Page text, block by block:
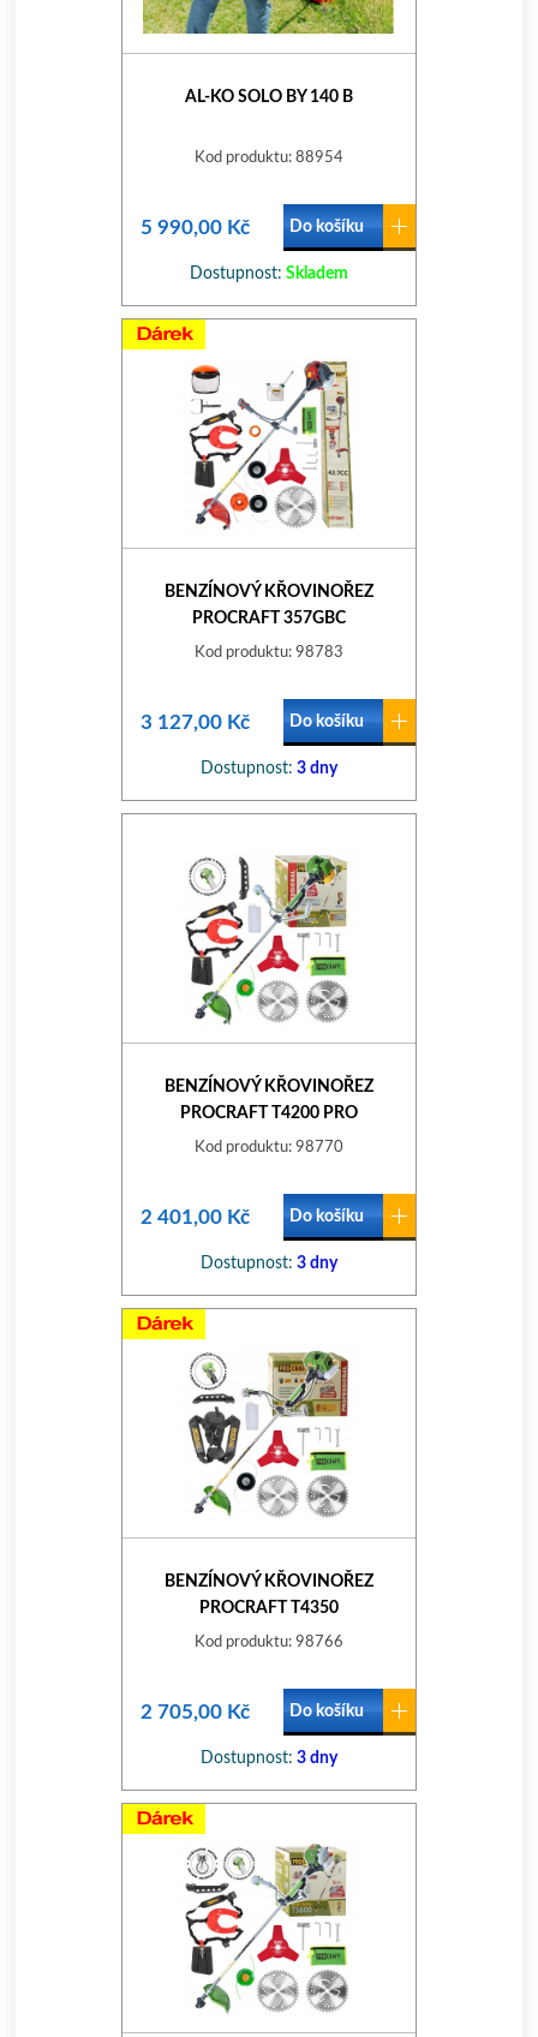
AL-KO SOLO BY 140 B
Kod produktu: 88954
5 990,00 Kč Do košíku
Dostupnost: Skladem
BENZÍNOVÝ KŘOVINOŘEZ
PROCRAFT 357GBC
Kod produktu: 98783
3 127,00 Kč Do košíku
Dostupnost: 3 dny
BENZÍNOVÝ KŘOVINOŘEZ
PROCRAFT T4200 PRO
Kod produktu: 98770
2 401,00 Kč Do košíku
Dostupnost: 3 dny
BENZÍNOVÝ KŘOVINOŘEZ
PROCRAFT T4350
Kod produktu: 98766
2 705,00 Kč Do košíku
Dostupnost: 3 dny